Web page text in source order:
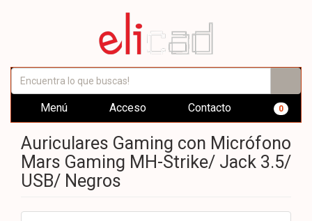
Menú Acceso Contacto 0
Auriculares Gaming con Micrófono
Mars Gaming MH-Strike/ Jack 3.5/
USB/ Negros